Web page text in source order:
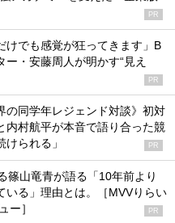
PR
けでも感覚が狂ってきます」B
ー・安藤周人が明かす“見え
PR
の同学年レジェンド対談》初対
内村航平が本音で語り合った競
られる」
PR
篠山竜青が語る「10年前より
いる」理由とは。［MVVりらい
ー］
PR